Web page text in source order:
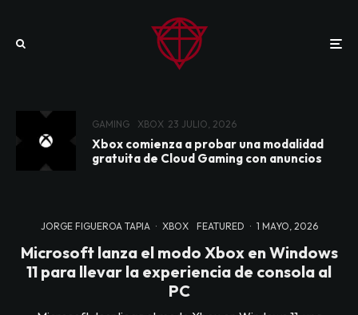
GAMING XBOX 23 JULIO, 2026
Xbox comienza a probar una modalidad
gratuita de Cloud Gaming con anuncios
JORGE FIGUEROA TAPIA · XBOX FEATURED · 1 MAYO, 2026
Microsoft lanza el modo Xbox en Windows
11 para llevar la experiencia de consola al
PC